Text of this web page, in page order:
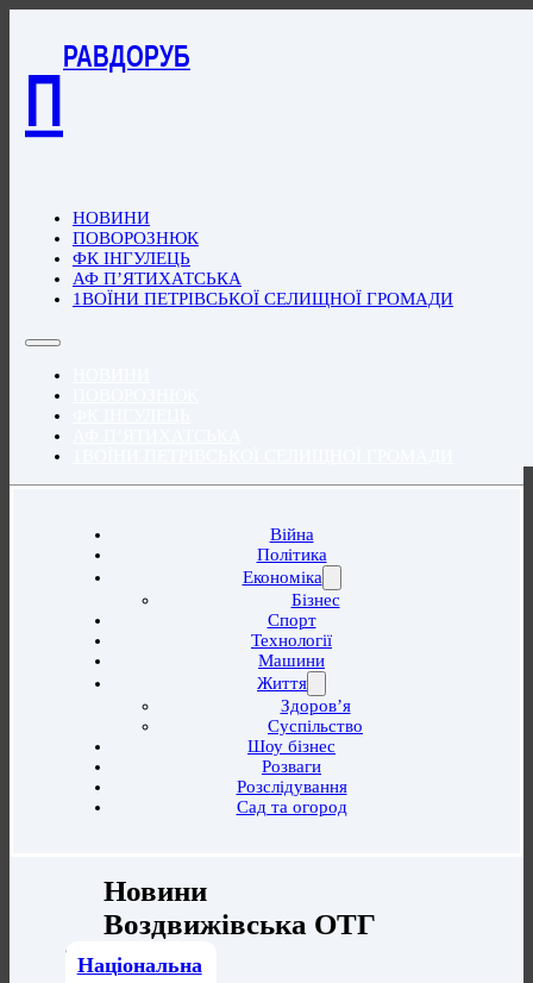
П
РАВДОРУБ
НОВИНИ
ПОВОРОЗНЮК
ФК ІНГУЛЕЦЬ
АФ П’ЯТИХАТСЬКА
1ВОЇНИ ПЕТРІВСЬКОЇ СЕЛИЩНОЇ ГРОМАДИ
Війна
Політика
Економіка
Бізнес
Спорт
Технології
Машини
Життя
Здоров’я
Суспільство
Шоу бізнес
Розваги
Розслідування
Сад та огород
Новини
Воздвижівська ОТГ
Національна